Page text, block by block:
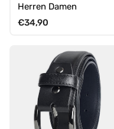
Herren Damen
Normaler Preis
€34,90